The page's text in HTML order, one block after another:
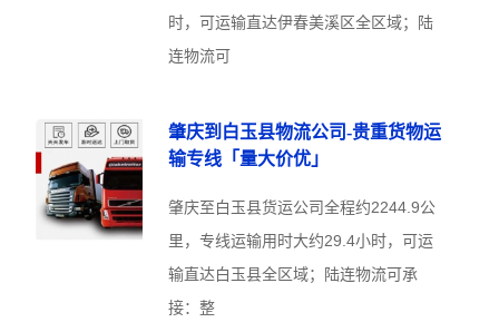
时，可运输直达伊春美溪区全区域；陆
连物流可
肇庆到白玉县物流公司-贵重货物运
输专线「量大价优」
肇庆至白玉县货运公司全程约2244.9公
里，专线运输用时大约29.4小时，可运
输直达白玉县全区域；陆连物流可承
接：整